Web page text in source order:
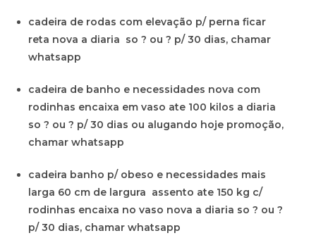
cadeira de rodas com elevação p/ perna ficar
reta nova a diaria so ? ou ? p/ 30 dias, chamar
whatsapp
cadeira de banho e necessidades nova com
rodinhas encaixa em vaso ate 100 kilos a diaria
so ? ou ? p/ 30 dias ou alugando hoje promoção,
chamar whatsapp
cadeira banho p/ obeso e necessidades mais
larga 60 cm de largura assento ate 150 kg c/
rodinhas encaixa no vaso nova a diaria so ? ou ?
p/ 30 dias, chamar whatsapp